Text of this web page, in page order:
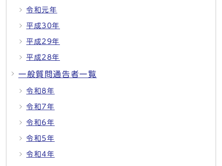
令和元年
平成30年
平成29年
平成28年
一般質問通告者一覧
令和8年
令和7年
令和6年
令和5年
令和4年